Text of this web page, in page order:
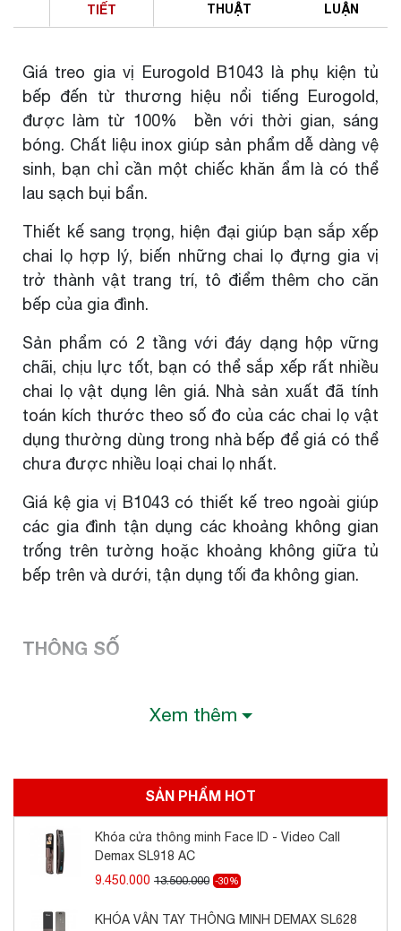
TIẾT
THUẬT
LUẬN
Giá treo gia vị Eurogold B1043 là phụ kiện tủ
bếp đến từ thương hiệu nổi tiếng Eurogold,
được làm từ 100% bền với thời gian, sáng
bóng. Chất liệu inox giúp sản phẩm dễ dàng vệ
sinh, bạn chỉ cần một chiếc khăn ẩm là có thể
lau sạch bụi bẩn.
Thiết kế sang trọng, hiện đại giúp bạn sắp xếp
chai lọ hợp lý, biến những chai lọ đựng gia vị
trở thành vật trang trí, tô điểm thêm cho căn
bếp của gia đình.
Sản phẩm có 2 tầng với đáy dạng hộp vững
chãi, chịu lực tốt, bạn có thể sắp xếp rất nhiều
chai lọ vật dụng lên giá. Nhà sản xuất đã tính
toán kích thước theo số đo của các chai lọ vật
dụng thường dùng trong nhà bếp để giá có thể
chưa được nhiều loại chai lọ nhất.
Giá kệ gia vị B1043 có thiết kế treo ngoài giúp
các gia đình tận dụng các khoảng không gian
trống trên tường hoặc khoảng không giữa tủ
bếp trên và dưới, tận dụng tối đa không gian.
THÔNG SỐ
Quy cách sản
giá tốt hơn
Xem thêm
SẢN PHẨM HOT
Khóa cửa thông minh Face ID - Video Call
Demax SL918 AC
9.450.000 13.500.000 -30%
KHÓA VÂN TAY THÔNG MINH DEMAX SL628